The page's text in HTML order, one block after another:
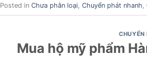
Posted in Chưa phân loại Chuyển phát nhanh
CHUYỂN
Mua hộ mỹ phẩm